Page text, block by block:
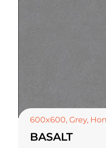
600x600, Grey,
BASALT
TOP CERAMICS